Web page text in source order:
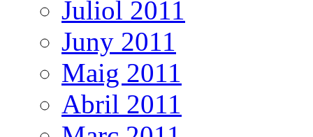
Juliol 2011
Juny 2011
Maig 2011
Abril 2011